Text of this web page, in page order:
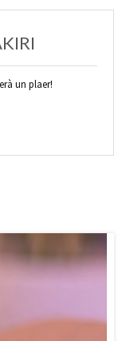
un plaer!